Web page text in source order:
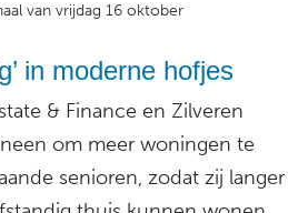
van vrijdag 16 oktober
in moderne hofjes
& Finance en Zilveren
om meer woningen te
senioren, zodat zij langer